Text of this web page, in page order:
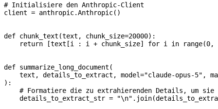
# Initialisiere den Anthropic-Client
client = anthropic.Anthropic()
def chunk_text (text , chunk_size=20000):
    return
[text[i : i + chunk_size] for i in range(0,
def summarize_long_document (
    text
, details_to_extract , model="claude-opus-5" ,
):
# Formatiere die zu extrahierenden Details, um
    details_to_extract_str
= "\n"